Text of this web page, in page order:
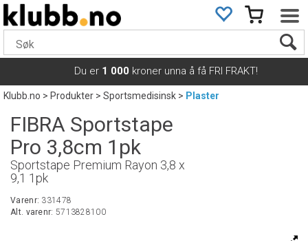
Du er 1 000 kroner unna å få FRI FRAKT!
Klubb.no>Produkter>Sportsmedisinsk> Plaster
FIBRA Sportstape
Pro 3,8cm 1pk
Sportstape Premium Rayon 3,8 x
9,1 1pk
Varenr: 331478
Alt. varenr: 5713828100